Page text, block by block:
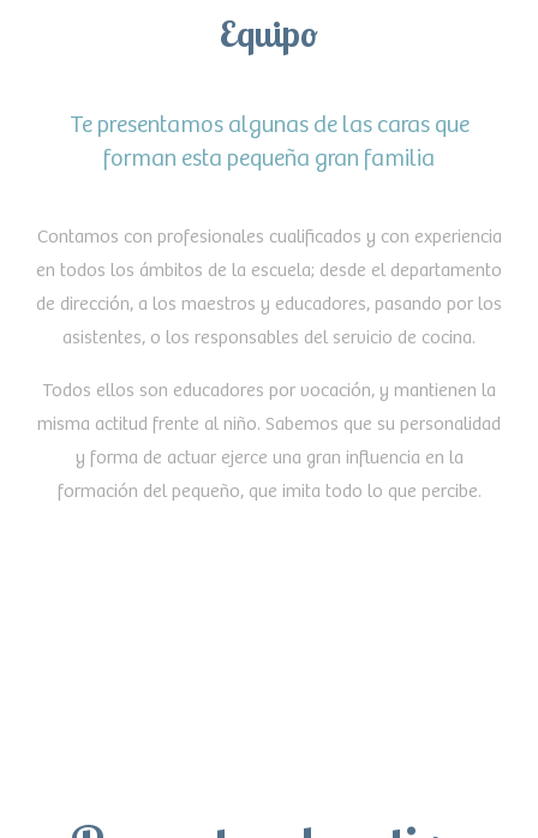
Equipo
Te presentamos algunas de las caras que
forman esta pequeña gran familia
Contamos con profesionales cualificados y con experiencia
en todos los ámbitos de la escuela; desde el departamento
de dirección, a los maestros y educadores, pasando por los
asistentes, o los responsables del servicio de cocina.
Todos ellos son educadores por vocación, y mantienen la
misma actitud frente al niño. Sabemos que su personalidad
y forma de actuar ejerce una gran influencia en la
formación del pequeño, que imita todo lo que percibe.